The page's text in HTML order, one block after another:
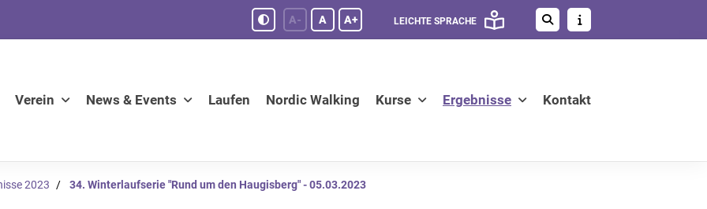
A- A A+ LEICHTE SPRACHE
Verein News & Events Laufen Nordic Walking Kurse Ergebnisse Kontakt
2023 34. Winterlaufserie "Rund um den Haugisberg" - 05.03.2023